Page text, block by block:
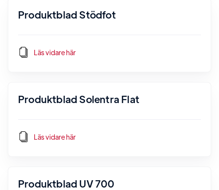
Produktblad Stödfot
Läs vidare här
Produktblad Solentra Flat
Läs vidare här
Produktblad UV 700